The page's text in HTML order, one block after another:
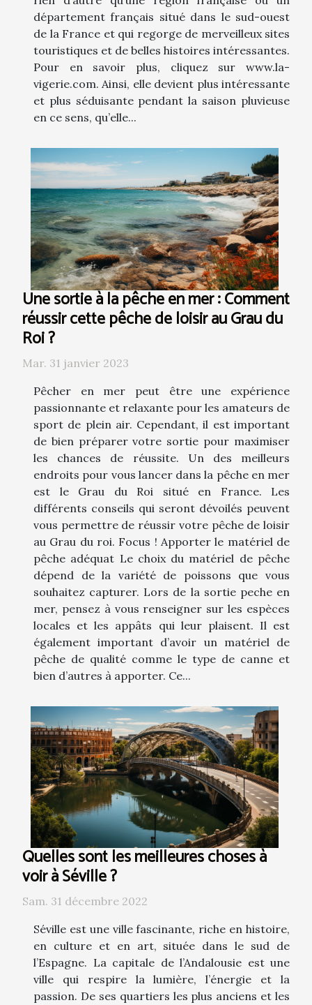
département français situé dans le sud-ouest
de la France et qui regorge de merveilleux sites
touristiques et de belles histoires intéressantes.
Pour en savoir plus, cliquez sur www.la-
vigerie.com. Ainsi, elle devient plus intéressante
et plus séduisante pendant la saison pluvieuse
en ce sens, qu’elle...
Une sortie à la pêche en mer : Comment
réussir cette pêche de loisir au Grau du
Roi ?
Mar. 31 janvier 2023
Pêcher en mer peut être une expérience
passionnante et relaxante pour les amateurs de
sport de plein air. Cependant, il est important
de bien préparer votre sortie pour maximiser
les chances de réussite. Un des meilleurs
endroits pour vous lancer dans la pêche en mer
est le Grau du Roi situé en France. Les
différents conseils qui seront dévoilés peuvent
vous permettre de réussir votre pêche de loisir
au Grau du roi. Focus ! Apporter le matériel de
pêche adéquat Le choix du matériel de pêche
dépend de la variété de poissons que vous
souhaitez capturer. Lors de la sortie peche en
mer, pensez à vous renseigner sur les espèces
locales et les appâts qui leur plaisent. Il est
également important d’avoir un matériel de
pêche de qualité comme le type de canne et
bien d’autres à apporter. Ce...
Quelles sont les meilleures choses à
voir à Séville ?
Sam. 31 décembre 2022
Séville est une ville fascinante, riche en histoire,
en culture et en art, située dans le sud de
l’Espagne. La capitale de l’Andalousie est une
ville qui respire la lumière, l’énergie et la
passion. De ses quartiers les plus anciens et les